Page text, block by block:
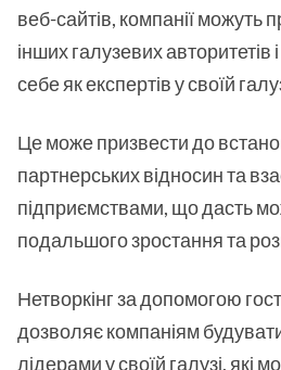
веб-сайтів, компанії можуть
інших галузевих авторитетів
себе як експертів у своїй
Це може призвести до
партнерських відносин та
підприємствами, що дасть
подальшого зростання та
Нетворкінг за допомогою
дозволяє компаніям
лідерами у своїй галузі, які